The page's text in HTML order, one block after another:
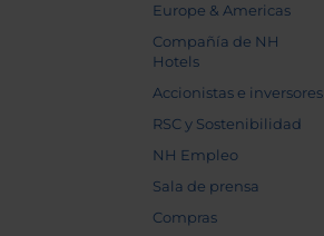
Europe & Americas
Compañía de NH
Hotels
Accionistas e inversores
RSC y Sostenibilidad
NH Empleo
Sala de prensa
Compras